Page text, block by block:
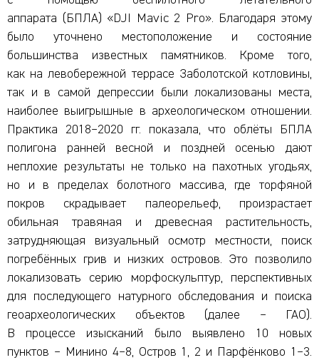
аппарата (БПЛА) «DJI Mavic 2 Pro». Благодаря этому
было уточнено местоположение и состояние
большинства известных памятников. Кроме того,
как на левобережной террасе Заболотской котловины,
так и в самой депрессии были локализованы места,
наиболее выигрышные в археологическом отношении.
Практика 2018–2020 гг. показала, что облёты БПЛА
полигона ранней весной и поздней осенью дают
неплохие результаты не только на пахотных угодьях,
но и в пределах болотного массива, где торфяной
покров скрадывает палеорельеф, произрастает
обильная травяная и древесная растительность,
затрудняющая визуальный осмотр местности, поиск
погребённых грив и низких островов. Это позволило
локализовать серию морфоскульптур, перспективных
для последующего натурного обследования и поиска
геоархеологических объектов (далее – ГАО).
В процессе изысканий было выявлено 10 новых
пунктов – Минино 4–8, Остров 1, 2 и Парфёнково 1–3.